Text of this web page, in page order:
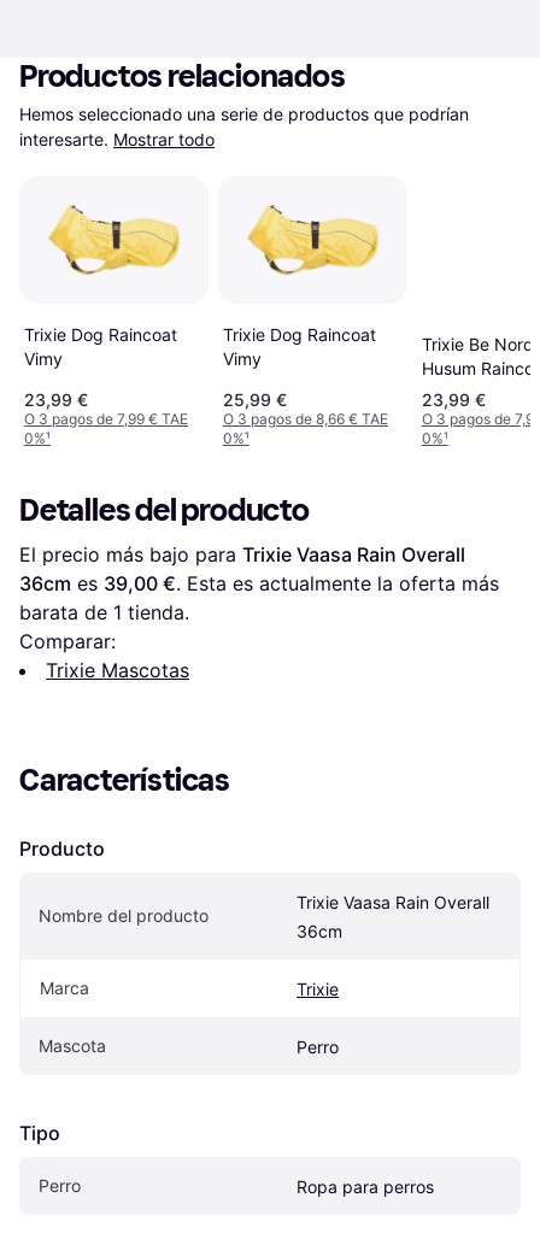
Productos relacionados
Hemos seleccionado una serie de productos que podrían
interesarte. Mostrar todo
Trixie Dog Raincoat
Vimy
23,99 €
O 3 pagos de 7,99 € TAE
0%¹
Trixie Dog Raincoat
Vimy
25,99 €
O 3 pagos de 8,66 € TAE
0%¹
Trixie Be
Husum
23,99 €
O 3 pagos de
0%¹
Detalles del producto
El precio más bajo para Trixie Vaasa Rain Overall
36cm es 39,00 €. Esta es actualmente la oferta más
barata de 1 tienda.
Comparar:
Trixie Mascotas
Características
Producto
Nombre del producto
Trixie Vaasa Rain Overall
36cm
Marca Trixie
Mascota Perro
Tipo
Perro Ropa para perros